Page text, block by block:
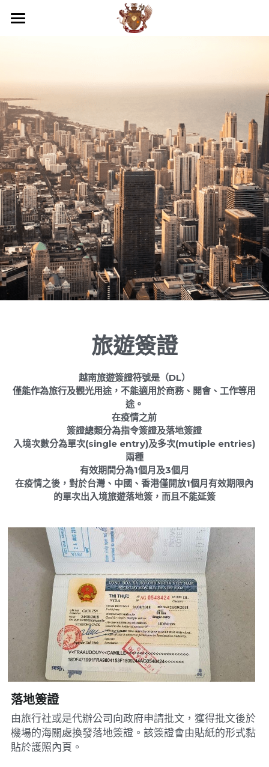
品牌落地代理
代發貨
倉庫管理
電商規劃
通路上架
團隊介紹
顧問及法務部門
財務部門
貿易部門
行銷部門
越南民刑事務顧問
企業疑難解決方案
國際企業節稅規劃
越南法律暨智慧財產權顧問
工商服務
越南服務範圍
越南內外資公司設立服務
國際文件翻譯與公證
越南企業會計外帳
越南商業投資顧問
越南不動產投資顧問
第二國家護照
投資諮詢與開業輔導
越南開店商業輔導
越南特殊行業規劃輔導
越南連鎖加盟投資諮詢
境外公司設立與規劃
越南公共關係顧問
ESG企業輔導
越南事務委託經略
越南據點物流委託營運
跨國際企業結構規劃
海外基金經營委託
銀行債權取得/協商
海外教育，實習
浩瀚中學越南代理
其他地區服務
泰國服務範圍
新加坡服務範圍
Dịch vụ
Dịch vụ Doanh nghiệp
Dịch vụ thương mại
最新消息
聯絡
搜索
繁體中文
繁體中文
English
Việt Nam
旅遊簽證
越南旅遊簽證符號是（DL）
僅能作為旅行及觀光用途，不能適用於商務、開會、工作等用
途。
在疫情之前
簽證總類分為指令簽證及落地簽證
入境次數分為單次(single entry)及多次(mutiple entries)
兩種
有效期間分為1個月及3個月
在疫情之後，對於台灣、中國、香港僅開放1個月有效期限內
的單次出入境旅遊落地簽，而且不能延簽
落地簽證
由旅行社或是代辦公司向政府申請批文，獲得批文後於
機場的海關處換發落地簽證。該簽證會由貼紙的形式黏
貼於護照內頁。
部落格分類